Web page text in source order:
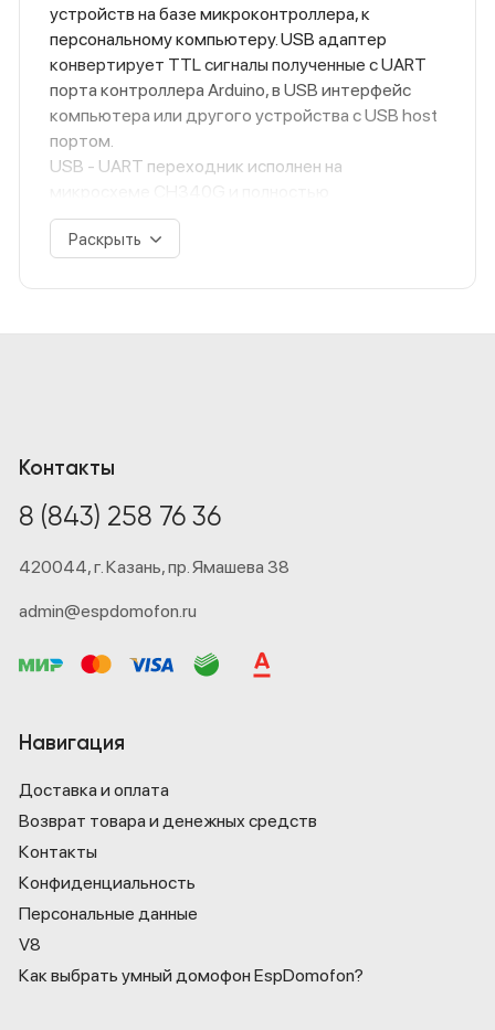
устройств на базе микроконтроллера, к
персональному компьютеру. USB адаптер
конвертирует TTL сигналы полученные с UART
порта контроллера Arduino, в USB интерфейс
компьютера или другого устройства с USB host
портом.
USB - UART переходник исполнен на
поддерживает спецификации USB 2.0. Модуль
преобразователя имеет 6 выводов для
3,3 В, TXD, RXD, GND и перемычку, которая
Раскрыть
Контакты
8 (843) 258 76 36
420044,г. Казань,пр. Ямашева 38
admin@espdomofon.ru
Навигация
Доставка и оплата
Возврат товара и денежных средств
Контакты
Конфиденциаль­ность
Персональные данные
V8
Как выбрать умный домофон EspDomofon?